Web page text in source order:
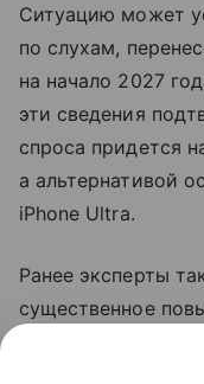
Ситуацию может
по слухам,
на начало 2027
эти сведения
спроса придется
а альтернативой
iPhone Ultra.
Ранее эксперты
существенное